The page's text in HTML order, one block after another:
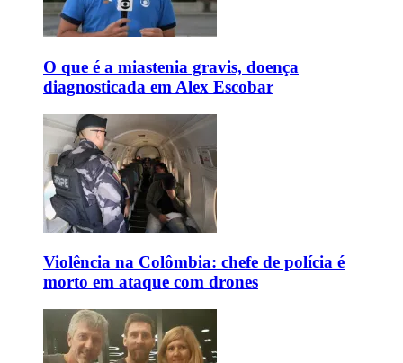
O que é a miastenia gravis, doença
diagnosticada em Alex Escobar
Violência na Colômbia: chefe de polícia é
morto em ataque com drones